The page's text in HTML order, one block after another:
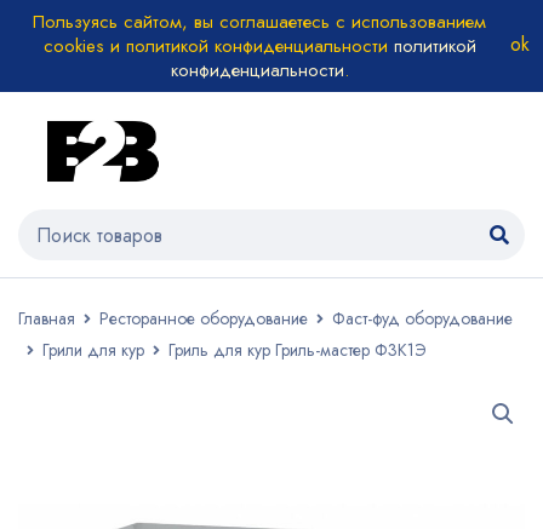
Пользуясь сайтом, вы соглашаетесь с использованием
cookies и политикой конфиденциальности политикой
конфиденциальности.
Главная Ресторанное оборудование
Фаст-фуд оборудование
Грили для кур
Гриль для кур Гриль-мастер Ф3К1Э